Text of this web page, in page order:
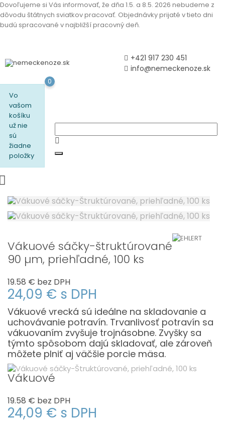
Dovoľujeme si Vás informovať, že dňa 1.5. a 8.5. 2026 nebudeme z
dôvodu štátnych sviatkov pracovať. Objednávky prijaté v tieto dni
budú spracované v najbližší pracovný deň.
+421 917 230 451
info@nemeckenoze.sk
Vo
vašom
košíku
už nie
sú
žiadne
položky
0
Vákuové sáčky-štruktúrované
90 µm, priehľadné, 100 ks
19.58 € bez DPH
24,09 € s DPH
Vákuové vrecká sú ideálne na skladovanie a
uchovávanie potravín. Trvanlivosť potravín sa
vákuovaním zvyšuje trojnásobne. Zvyšky sa
týmto spôsobom dajú skladovať, ale zároveň
môžete plniť aj väčšie porcie mäsa.
Vákuové
19.58 € bez DPH
24,09 € s DPH